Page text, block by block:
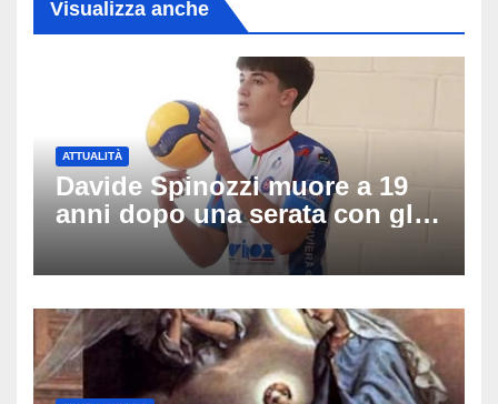
Visualizza anche
ATTUALITÀ
Davide Spinozzi muore a 19
anni dopo una serata con gli
amici: il mistero dello
schianto senza frenata